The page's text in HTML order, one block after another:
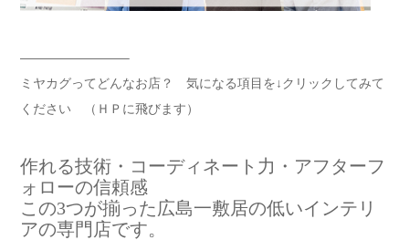
————————–
ミヤカグってどんなお店？ 気になる項目を↓クリックしてみて
ください （ＨＰに飛びます）
作れる技術・コーディネート力・アフターフ
ォローの信頼感
この3つが揃った広島一敷居の低いインテリ
アの専門店です。